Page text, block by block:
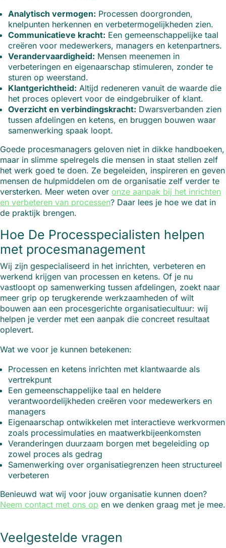
Analytisch vermogen: Processen doorgronden,
knelpunten herkennen en verbetermogelijkheden zien.
Communicatieve kracht: Een gemeenschappelijke taal
creëren voor medewerkers, managers en ketenpartners.
Verandervaardigheid: Mensen meenemen in
verbeteringen en eigenaarschap stimuleren, zonder te
sturen op weerstand.
Klantgerichtheid: Altijd redeneren vanuit de waarde die
het proces oplevert voor de eindgebruiker of klant.
Overzicht en verbindingskracht: Dwarsverbanden zien
tussen afdelingen en ketens, en bruggen bouwen waar
samenwerking spaak loopt.
Goede procesmanagers geloven niet in dikke handboeken,
maar in slimme spelregels die mensen in staat stellen zelf
het werk goed te doen. Ze begeleiden, inspireren en geven
mensen de hulpmiddelen om de organisatie zelf verder te
versterken. Meer weten over onze aanpak bij het inrichten
en verbeteren van processen? Daar lees je hoe we dat in
de praktijk brengen.
Hoe De Processpecialisten helpen
met procesmanagement
Wij zijn gespecialiseerd in het inrichten, verbeteren en
werkend krijgen van processen en ketens. Of je nu
vastloopt op samenwerking tussen afdelingen, zoekt naar
meer grip op terugkerende werkzaamheden of wilt
bouwen aan een procesgerichte organisatiecultuur: wij
helpen je verder met een aanpak die concreet resultaat
oplevert.
Wat we voor je kunnen betekenen:
Processen en ketens inrichten met klantwaarde als
vertrekpunt
Een gemeenschappelijke taal en heldere
verantwoordelijkheden creëren voor medewerkers en
managers
Eigenaarschap ontwikkelen met interactieve werkvormen
zoals processimulaties en maatwerkbijeenkomsten
Veranderingen duurzaam borgen met begeleiding op
zowel proces als gedrag
Samenwerking over organisatiegrenzen heen structureel
verbeteren
Benieuwd wat wij voor jouw organisatie kunnen doen?
Neem contact met ons op en we denken graag met je mee.
Veelgestelde vragen